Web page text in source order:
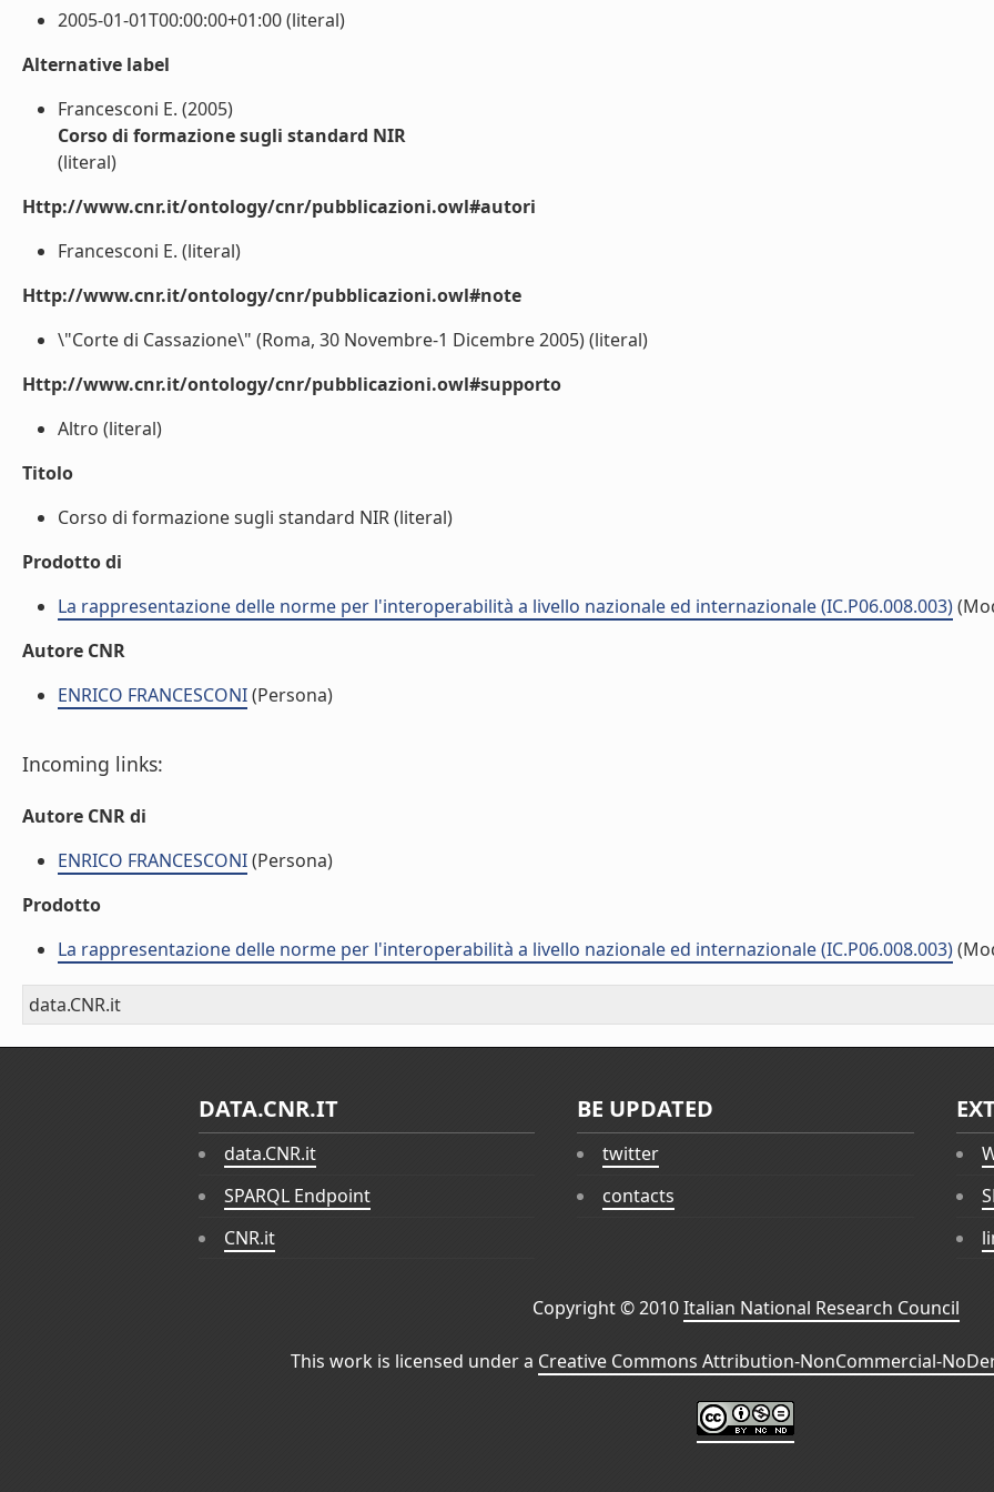
2005-01-01T00:00:00+01:00 (literal)
Alternative label
Francesconi E. (2005)
Corso di formazione sugli standard NIR
(literal)
Http://www.cnr.it/ontology/cnr/pubblicazioni.owl#autori
Francesconi E. (literal)
Http://www.cnr.it/ontology/cnr/pubblicazioni.owl#note
\"Corte di Cassazione\" (Roma, 30 Novembre-1 Dicembre 2005) (literal)
Http://www.cnr.it/ontology/cnr/pubblicazioni.owl#supporto
Altro (literal)
Titolo
Corso di formazione sugli standard NIR (literal)
Prodotto di
La rappresentazione delle norme per l'interoperabilità a livello nazionale ed internazionale (IC.P06.008.003)
Autore CNR
ENRICO FRANCESCONI(Persona)
Incoming links:
Autore CNR di
ENRICO FRANCESCONI(Persona)
Prodotto
La rappresentazione delle norme per l'interoperabilità a livello nazionale ed internazionale (IC.P06.008.003)
data.CNR.it
DATA.CNR.IT
data.CNR.it
SPARQL Endpoint
CNR.it
BE UPDATED
twitter
contacts
Copyright © 2010Italian National Research Council
This work is licensed under a Creative Commons Attribution-NonCommercial-